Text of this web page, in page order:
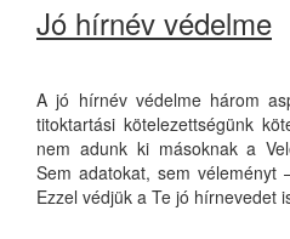
Jó hírnév védelme
A jó hírnév védelme három
titoktartási kötelezettségünk
nem adunk ki másoknak a
Sem adatokat, sem véleményt
Ezzel védjük a Te jó hírnevedet